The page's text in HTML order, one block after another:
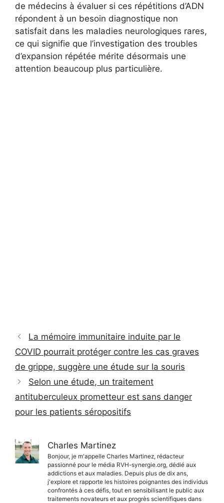
de médecins à évaluer si ces répétitions d’ADN
répondent à un besoin diagnostique non
satisfait dans les maladies neurologiques rares,
ce qui signifie que l’investigation des troubles
d’expansion répétée mérite désormais une
attention beaucoup plus particulière.
La mémoire immunitaire induite par le
COVID pourrait protéger contre les cas graves
de grippe, suggère une étude sur la souris
Selon une étude, un traitement
antituberculeux prometteur est sans danger
pour les patients séropositifs
Charles Martinez
Bonjour, je m'appelle Charles Martinez, rédacteur
passionné pour le média RVH-synergie.org, dédié aux
addictions et aux maladies. Depuis plus de dix ans,
j'explore et rapporte les histoires poignantes des individus
confrontés à ces défis, tout en sensibilisant le public aux
traitements novateurs et aux progrès scientifiques dans